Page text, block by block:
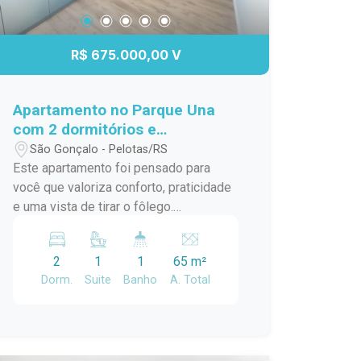
R$ 675.000,00 V
Apartamento no Parque Una
com 2 dormitórios e
churrasqueira.
São Gonçalo - Pelotas/RS
Este apartamento foi pensado para
você que valoriza conforto, praticidade
e uma vista de tirar o fôlego.
sendo 1 suíte Banheiro social
Churrasqueira privativa Vista incrível
Elevador Portaria Lavanderia equipada
2
Dorm.
1
Suite
1
Banho
65 m²
A. Total